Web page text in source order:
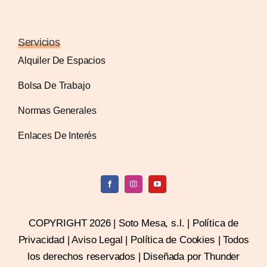
Servicios
Alquiler De Espacios
Bolsa De Trabajo
Normas Generales
Enlaces De Interés
COPYRIGHT 2026 | Soto Mesa, s.l. | Política de
Privacidad|Aviso Legal | Política de Cookies | Todos
los derechos reservados | Diseñada por Thunder